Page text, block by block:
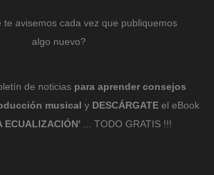
te avisemos cada vez que publiquemos
algo nuevo?
de noticias para aprender consejos
musical y DESCÁRGATEel eBook
ECUALIZACIÓN' ... TODO GRATIS !!!